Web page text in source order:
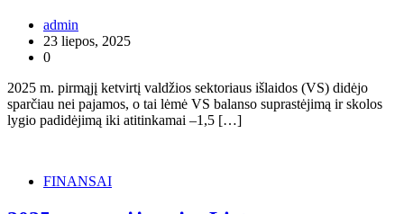
admin
23 liepos, 2025
0
2025 m. pirmąjį ketvirtį valdžios sektoriaus išlaidos (VS) didėjo
sparčiau nei pajamos, o tai lėmė VS balanso suprastėjimą ir skolos
lygio padidėjimą iki atitinkamai –1,5 […]
FINANSAI